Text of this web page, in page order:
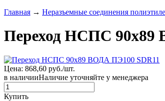
Главная → Неразъемные соединения
Переход НСПС 90х89
Цена: 868,60 руб./шт.
в наличииНаличие уточняйте у менеджера
Купить